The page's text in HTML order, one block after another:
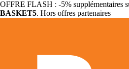
OFFRE FLASH : -5% supplémentaires
BASKET5. Hors offres partenaires